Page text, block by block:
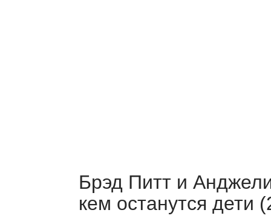
Брэд Питт и
кем останутся дети